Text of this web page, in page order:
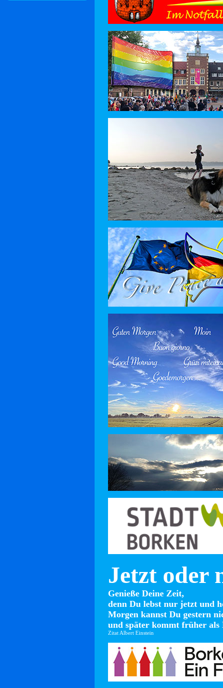
Jetzt oder
Genieße Deine Zeit,
denn Du lebst nur jetzt und
Morgen kannst Du gestern
und später kommt früher als
Zitat Albert Einstein